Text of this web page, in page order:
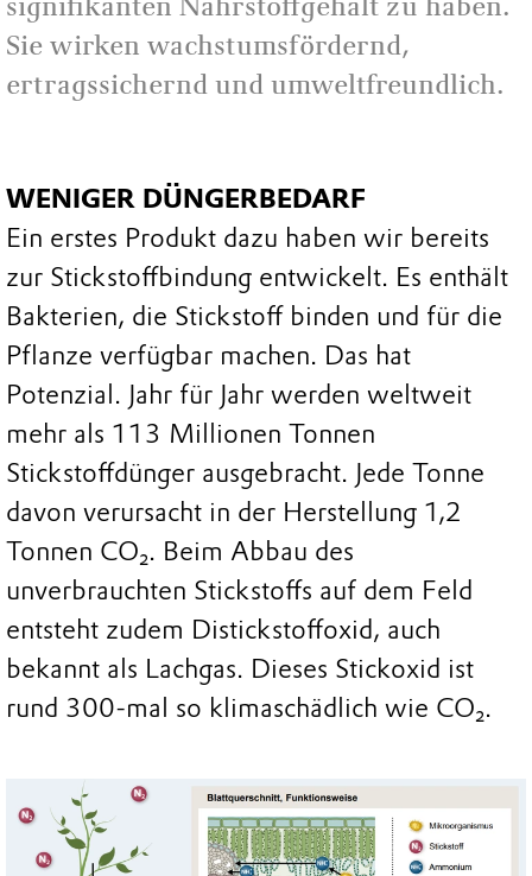
Sie wirken wachstumsfördernd,
ertragssichernd und umweltfreundlich.
WENIGER DÜNGERBEDARF
Ein erstes Produkt dazu haben wir bereits
zur Stickstoffbindung entwickelt. Es enthält
Bakterien, die Stickstoff binden und für die
Pflanze verfügbar machen. Das hat
Potenzial. Jahr für Jahr werden weltweit
mehr als 113 Millionen Tonnen
Stickstoffdünger ausgebracht. Jede Tonne
davon verursacht in der Herstellung 1,2
Tonnen CO₂. Beim Abbau des
unverbrauchten Stickstoffs auf dem Feld
entsteht zudem Distickstoffoxid, auch
bekannt als Lachgas. Dieses Stickoxid ist
rund 300-mal so klimaschädlich wie CO₂.